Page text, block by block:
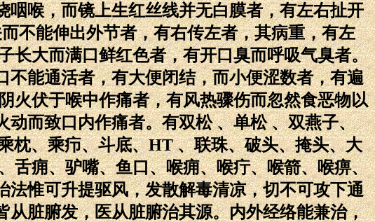
喉，而镜上生红丝线并无白膜者，有左右扯开
不能伸出外节者，有右传左者，其病重，有左
长大而满口鲜红色者，有开口臭而呼吸气臭者。
能通活者，有大便闭结，而小便涩数者，有遍
火伏于喉中作痛者，有风热骤伤而忽然食恶物以
而致口内作痛者。有双松 、单松 、双燕子、
枕、乘疖、斗底、HT 、联珠、破头、掩头、大
舌痈、驴嘴、鱼口、喉痈、喉疔、喉箭、喉痹、
惟可升提驱风，发散解毒清凉，切不可攻下通
脏腑发，医从脏腑治其源。内外经络能兼治，